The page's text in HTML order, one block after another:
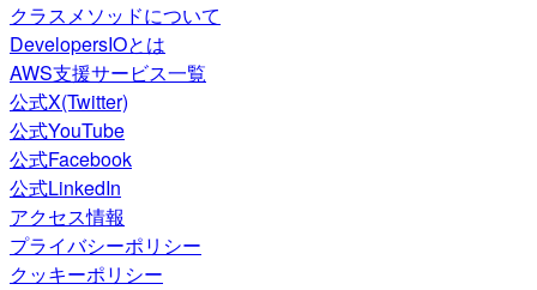
クラスメソッドについて
DevelopersIOとは
AWS支援サービス一覧
公式X(Twitter)
公式YouTube
公式Facebook
公式LinkedIn
アクセス情報
プライバシーポリシー
クッキーポリシー